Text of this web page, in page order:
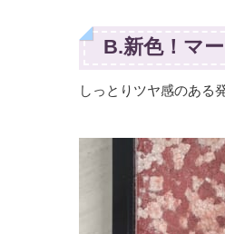
B.新色！マ
しっとりツヤ感のある